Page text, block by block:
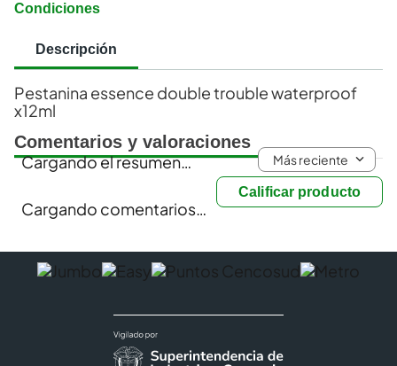
Condiciones
Descripción
Pestanina essence double trouble waterproof
x12ml
Comentarios y valoraciones
Calificar producto
Cargando el resumen… Más reciente
Cargando comentarios…